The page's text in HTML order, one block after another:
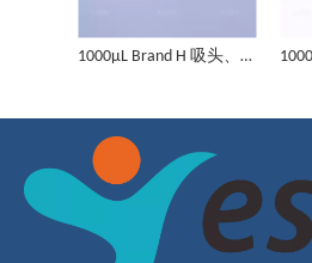
1000μL Brand H 吸头、导电、5连盒装、无菌、滤芯